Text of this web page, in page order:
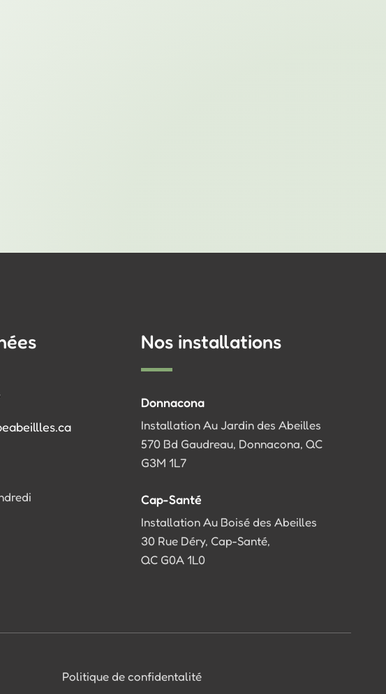
Nos installations
Donnacona
Installation Au Jardin des Abeilles
570 Bd Gaudreau, Donnacona, QC
G3M 1L7
Cap-Santé
Installation Au Boisé des Abeilles
30 Rue Déry, Cap-Santé,
QC G0A 1L0
Politique de confidentalité